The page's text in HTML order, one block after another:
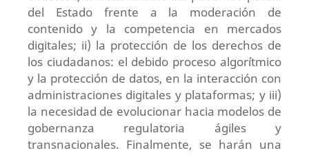
del Estado frente a la moderación de
contenido y la competencia en mercados
digitales; ii) la protección de los derechos de
los ciudadanos: el debido proceso algorítmico
y la protección de datos, en la interacción con
administraciones digitales y plataformas; y iii)
la necesidad de evolucionar hacia modelos de
gobernanza regulatoria ágiles y
transnacionales. Finalmente, se harán una